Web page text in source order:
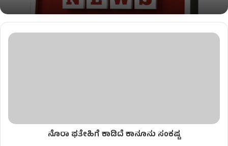
ನೊರಾ ಫತೇಹಿಗೆ ಕಾಡಿದೆ ಕಾನೂನು ಸಂಕಷ್ಟ